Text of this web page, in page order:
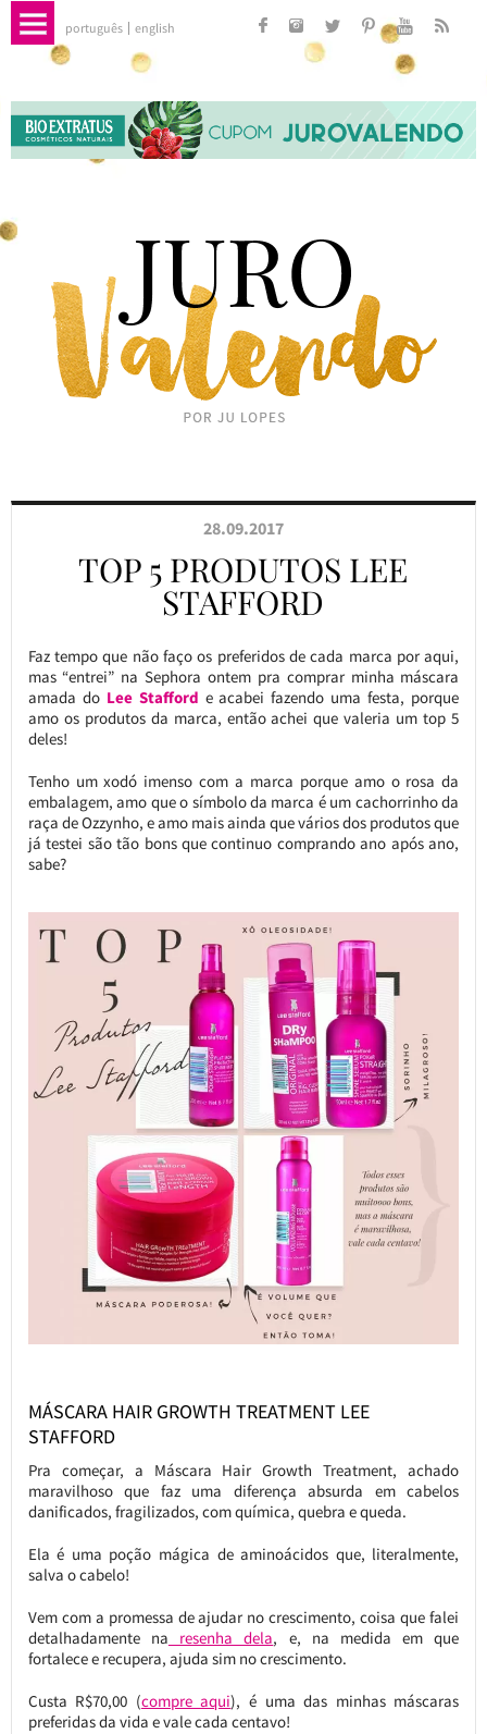
português english
28.09.2017
TOP 5 PRODUTOS LEE
STAFFORD
Faz tempo que não faço os preferidos de cada marca por aqui,
mas “entrei” na Sephora ontem pra comprar minha máscara
amada do Lee Stafford e acabei fazendo uma festa, porque
amo os produtos da marca, então achei que valeria um top 5
deles!
Tenho um xodó imenso com a marca porque amo o rosa da
embalagem, amo que o símbolo da marca é um cachorrinho da
raça de Ozzynho, e amo mais ainda que vários dos produtos que
já testei são tão bons que continuo comprando ano após ano,
sabe?
MÁSCARA HAIR GROWTH TREATMENT LEE
STAFFORD
Pra começar, a Máscara Hair Growth Treatment, achado
maravilhoso que faz uma diferença absurda em cabelos
danificados, fragilizados, com química, quebra e queda.
Ela é uma poção mágica de aminoácidos que, literalmente,
salva o cabelo!
Vem com a promessa de ajudar no crescimento, coisa que falei
detalhadamente na resenha dela, e, na medida em que
fortalece e recupera, ajuda sim no crescimento.
Custa R$70,00 (compre aqui), é uma das minhas máscaras
preferidas da vida e vale cada centavo!